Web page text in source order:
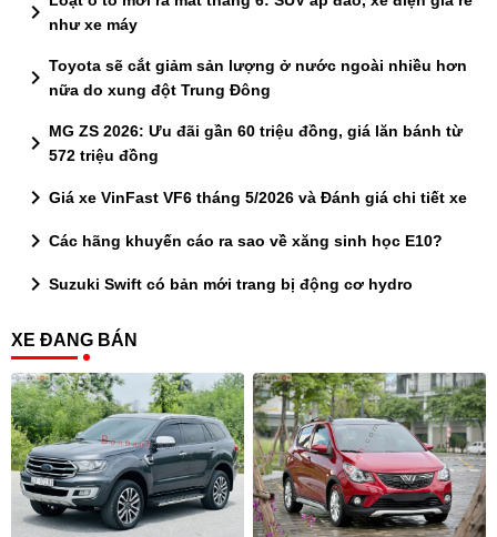
chevron_right như xe máy
chevron_right Toyota sẽ cắt giảm sản lượng ở nước ngoài nhiều hơn
nữa do xung đột Trung Đông
chevron_right MG ZS 2026: Ưu đãi gần 60 triệu đồng, giá lăn bánh từ
572 triệu đồng
chevron_right Giá xe VinFast VF6 tháng 5/2026 và Đánh giá chi tiết xe
chevron_right Các hãng khuyến cáo ra sao về xăng sinh học E10?
chevron_right Suzuki Swift có bản mới trang bị động cơ hydro
XE ĐANG BÁN